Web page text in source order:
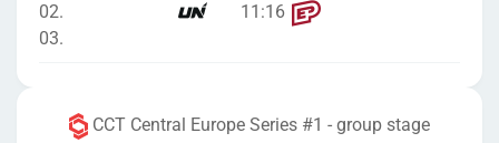
02.
03.
11 :16
CCT Central Europe Series #1 - group stage